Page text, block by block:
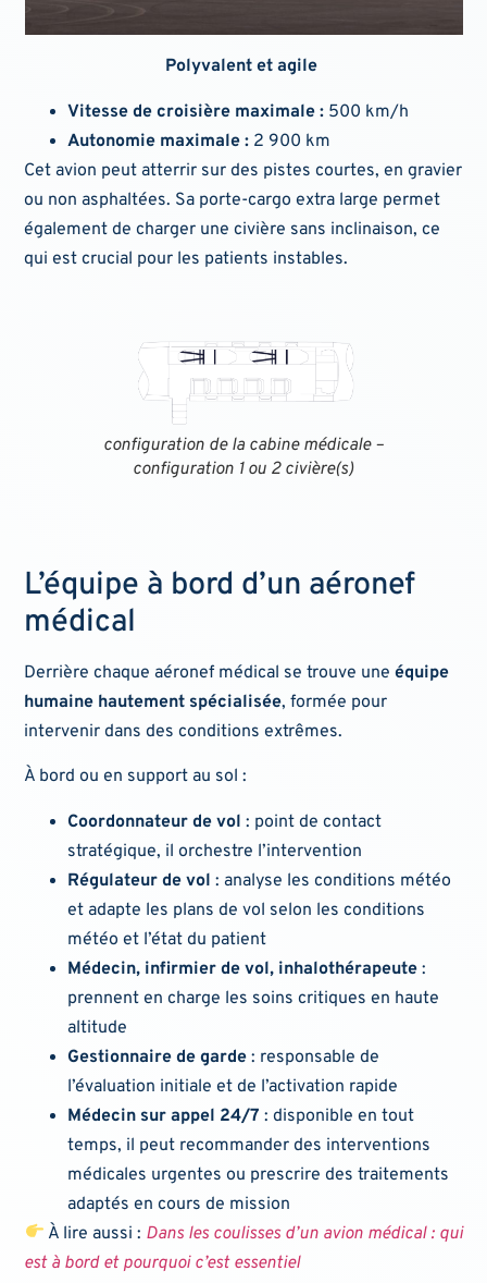
Polyvalent et agile
Vitesse de croisière maximale : 500 km/h
Autonomie maximale : 2 900 km
Cet avion peut atterrir sur des pistes courtes, en gravier
ou non asphaltées. Sa porte-cargo extra large permet
également de charger une civière sans inclinaison, ce
qui est crucial pour les patients instables.
configuration de la cabine médicale –
configuration 1 ou 2 civière(s)
L’équipe à bord d’un aéronef
médical
Derrière chaque aéronef médical se trouve uneéquipe
humaine hautement spécialisée, formée pour
intervenir dans des conditions extrêmes.
À bord ou en support au sol :
Coordonnateur de vol : point de contact
stratégique, il orchestre l’intervention
Régulateur de vol : analyse les conditions météo
et adapte les plans de vol selon les conditions
météo et l’état du patient
Médecin, infirmier de vol, inhalothérapeute :
prennent en charge les soins critiques en haute
altitude
Gestionnaire de garde : responsable de
l’évaluation initiale et de l’activation rapide
Médecin sur appel 24/7 : disponible en tout
temps, il peut recommander des interventions
médicales urgentes ou prescrire des traitements
adaptés en cours de mission
À lire aussi : Dans les coulisses d’un avion médical : qui
est à bord et pourquoi c’est essentiel